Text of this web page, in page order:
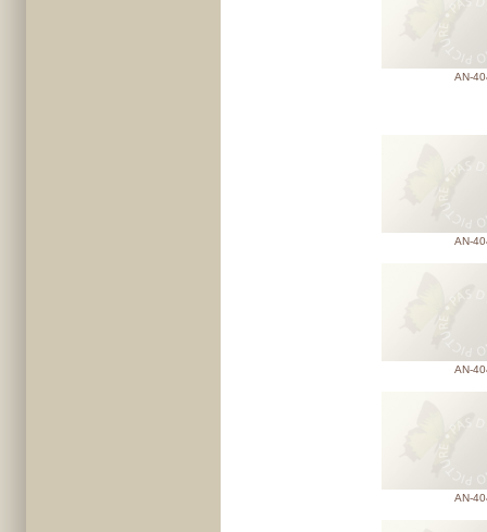
AN-
AN-
AN-
AN-